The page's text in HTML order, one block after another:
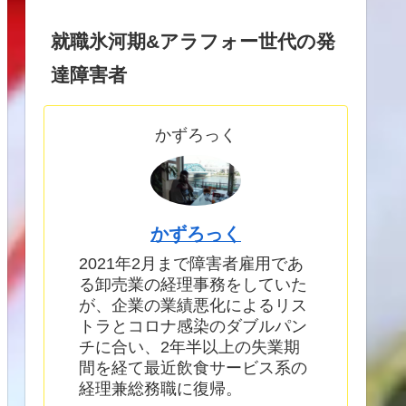
就職氷河期&アラフォー世代の発
達障害者
かずろっく
かずろっく
2021年2月まで障害者雇用であ
る卸売業の経理事務をしていた
が、企業の業績悪化によるリス
トラとコロナ感染のダブルパン
チに合い、2年半以上の失業期
間を経て最近飲食サービス系の
経理兼総務職に復帰。